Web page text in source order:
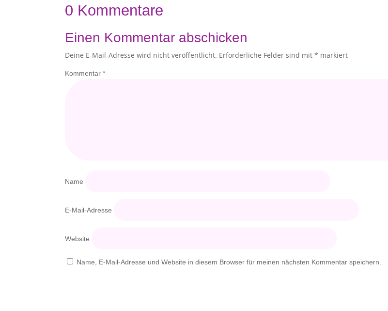
0 Kommentare
Einen Kommentar abschicken
Deine E-Mail-Adresse wird nicht veröffentlicht. Erforderliche Felder sind mit* markiert
Kommentar*
Name
E-Mail-Adresse
Website
Name, E-Mail-Adresse und Website in diesem Browser für meinen nächsten Kommentar speichern.